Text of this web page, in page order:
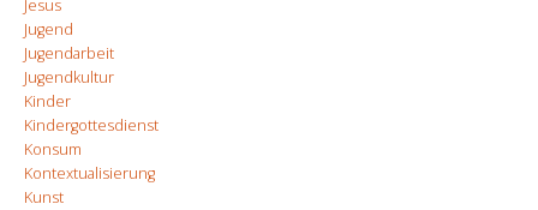
Jesus
Jugend
Jugendarbeit
Jugendkultur
Kinder
Kindergottesdienst
Konsum
Kontextualisierung
Kunst